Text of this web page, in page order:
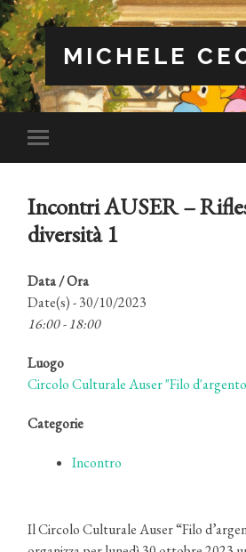
MICHELE
Attiva/disattiva
il
dispositivi
mobili
Incontri AUSER –
diversità 1
Data / Ora
Date(s) - 30/10/2023
16:00 - 18:00
Luogo
Circolo Culturale Auser "Filo
Categorie
Incontro
Il Circolo Culturale Auser “Filo